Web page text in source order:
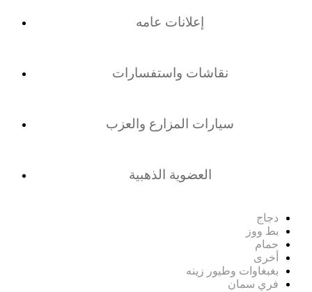
إعلانات عامه
نقاشات واستفسارات
سيارات المزارع والعزب
العضوية الذهبية
دجاج
بط ووز
حمام
أخرى
بغبغاوات وطيور زينه
فري سمان